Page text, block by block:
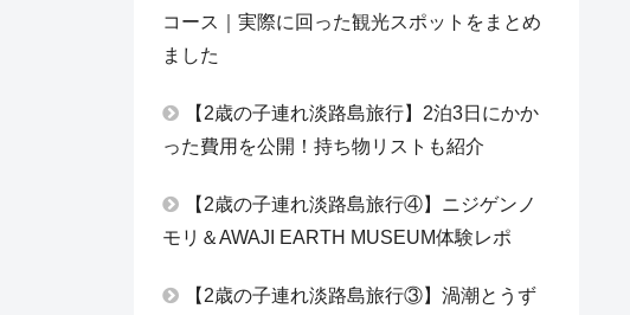
コース｜実際に回った観光スポットをまとめ
ました
【2歳の子連れ淡路島旅行】2泊3日にかか
った費用を公開！持ち物リストも紹介
【2歳の子連れ淡路島旅行④】ニジゲンノ
モリ＆AWAJI EARTH MUSEUM体験レポ
【2歳の子連れ淡路島旅行③】渦潮とうず